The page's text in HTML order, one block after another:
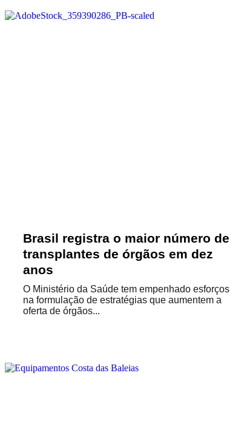
Brasil registra o maior número de
transplantes de órgãos em dez
anos
O Ministério da Saúde tem empenhado esforços
na formulação de estratégias que aumentem a
oferta de órgãos...